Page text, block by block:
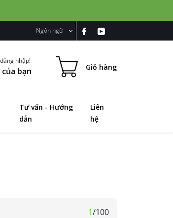
Ngôn ngữ
nhập!
bạn Giỏ hàng
Tư vấn - Hướng
dẫn
Liên
hệ
1/100